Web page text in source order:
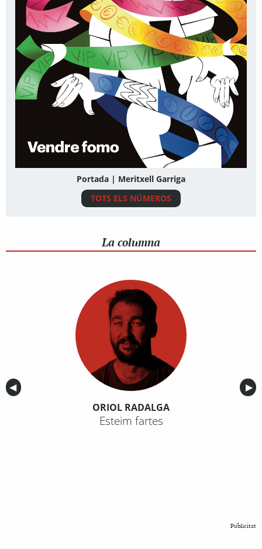
Portada | Meritxell Garriga
TOTS ELS NÚMEROS
La columna
Anterior
◀︎ ▶︎
ORIOL RADALGA
Esteim fartes
Publicitat